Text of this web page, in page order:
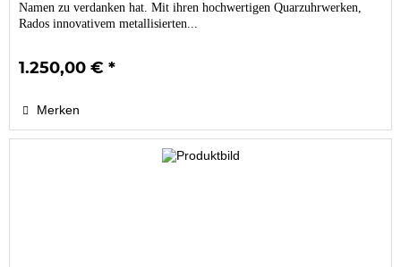
Namen zu verdanken hat. Mit ihren hochwertigen Quarzuhrwerken,
Rados innovativem metallisierten...
1.250,00 € *
Merken